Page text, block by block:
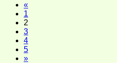
«
1
2
3
4
5
»